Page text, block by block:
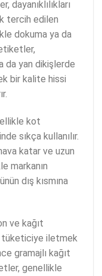
dayanıklılıkları
tercih edilen
dokuma ya da
da yan dikişlerde
bir kalite hissi
kot
sıkça kullanılır.
katar ve uzun
markanın
dış kısmına
ve kağıt
tüketiciye iletmek
gramajlı kağıt
genellikle